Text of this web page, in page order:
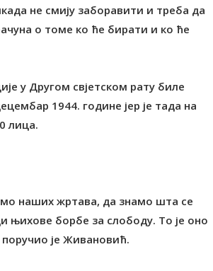
не смију заборавити и треба да
о томе ко ће бирати и ко ће
у Другом свјетском рату биле
1944. године јер је тада на
лица.
наших жртава, да знамо шта се
њихове борбе за слободу. Tо је оно
је Живановић.